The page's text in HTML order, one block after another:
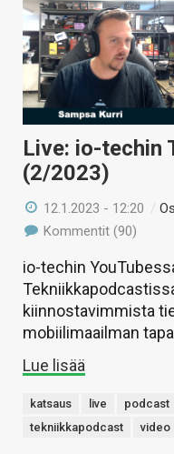
Live: io-techin
(2/2023)
12.1.2023 - 12:20 /
Kommentit (90)
io-techin
kiinnostavimmista
mobiilimaailman
Lue lisää
katsaus live podcast
tekniikkapodcast
video